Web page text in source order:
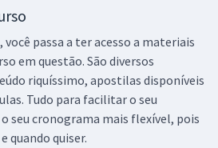
passa a ter acesso a materiais
em questão. São diversos
riquíssimo, apostilas disponíveis
Tudo para facilitar o seu
seu cronograma mais flexível, pois
quando quiser.